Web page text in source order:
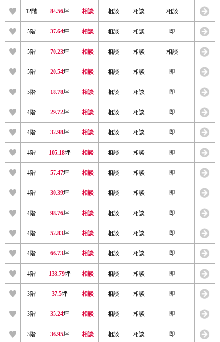
12階 84.56坪 相談 相談 相談 相談
5階 37.64坪 相談 相談 相談 即
5階 70.23坪 相談 相談 相談 相談
5階 20.54坪 相談 相談 相談 即
5階 18.78坪 相談 相談 相談 即
4階 29.72坪 相談 相談 相談 即
4階 32.98坪 相談 相談 相談 即
4階 105.18坪 相談 相談 相談 即
4階 57.47坪 相談 相談 相談 即
4階 30.39坪 相談 相談 相談 即
4階 98.76坪 相談 相談 相談 即
4階 52.83坪 相談 相談 相談 即
4階 66.73坪 相談 相談 相談 即
4階 133.79坪 相談 相談 相談 即
3階 37.5坪 相談 相談 相談 即
3階 35.24坪 相談 相談 相談 即
3階 36.95坪 相談 相談 相談 即